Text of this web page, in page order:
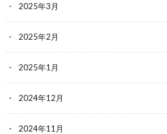
2025年3月
2025年2月
2025年1月
2024年12月
2024年11月